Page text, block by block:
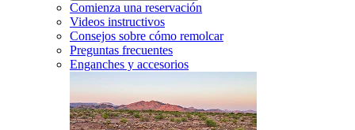
Comienza una reservación
Videos instructivos
Consejos sobre cómo remolcar
Preguntas frecuentes
Enganches y accesorios